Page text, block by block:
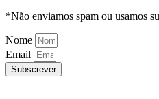
*Não enviamos spam ou usamos
Nome
Email
Subscrever